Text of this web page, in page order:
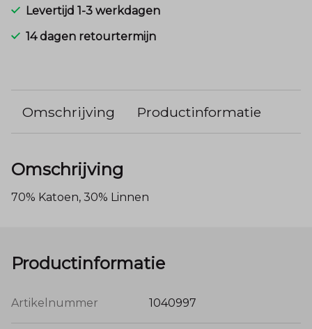
Levertijd 1-3 werkdagen
14 dagen retourtermijn
Omschrijving Productinformatie
Omschrijving
70% Katoen, 30% Linnen
Productinformatie
Artikelnummer 1040997